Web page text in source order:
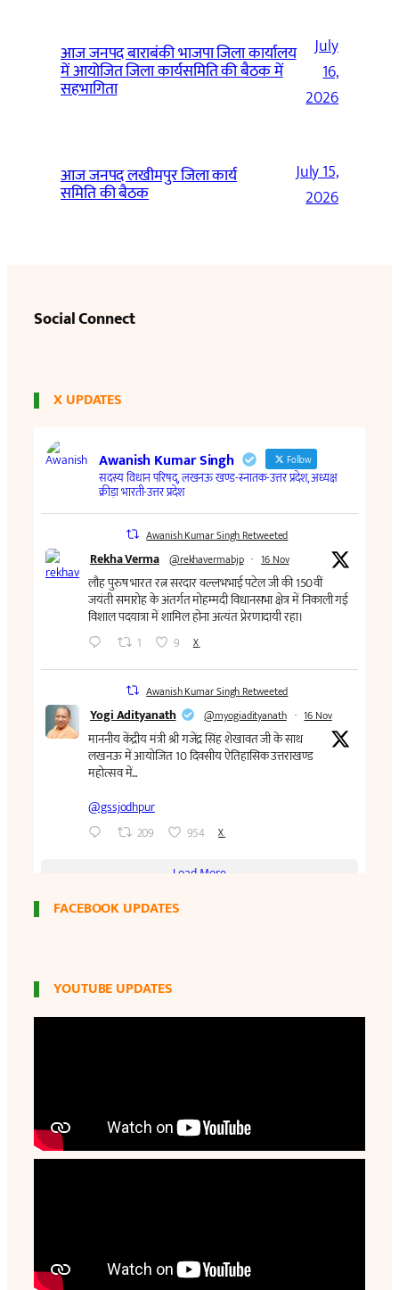
आज जनपद बाराबंकी भाजपा जिला कार्यालय
में आयोजित जिला कार्यसमिति की बैठक में
सहभागिता
July
16,
2026
आज जनपद लखीमपुर जिला कार्य
समिति की बैठक
July 15,
2026
Social Connect
X UPDATES
FACEBOOK UPDATES
YOUTUBE UPDATES